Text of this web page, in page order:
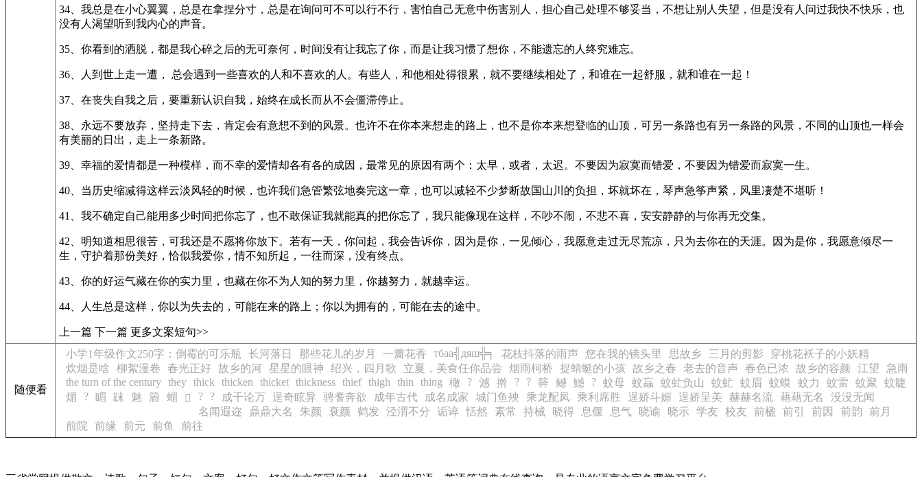
34、我总是在小心翼翼，总是在拿捏分寸，总是在询问可不可以行不行，害怕自己无意中伤害别人，担心自己处理不够妥当，不想让别人失望，但是没有人问过我快不快乐，也
没有人渴望听到我内心的声音。
35、你看到的洒脱，都是我心碎之后的无可奈何，时间没有让我忘了你，而是让我习惯了想你，不能遗忘的人终究难忘。
36、人到世上走一遭， 总会遇到一些喜欢的人和不喜欢的人。有些人，和他相处得很累，就不要继续相处了，和谁在一起舒服，就和谁在一起！
37、在丧失自我之后，要重新认识自我，始终在成长而从不会僵滞停止。
38、永远不要放弃，坚持走下去，肯定会有意想不到的风景。也许不在你本来想走的路上，也不是你本来想登临的山顶，可另一条路也有另一条路的风景，不同的山顶也一样会
有美丽的日出，走上一条新路。
39、幸福的爱情都是一种模样，而不幸的爱情却各有各的成因，最常见的原因有两个：太早，或者，太迟。不要因为寂寞而错爱，不要因为错爱而寂寞一生。
40、当历史缩减得这样云淡风轻的时候，也许我们急管繁弦地奏完这一章，也可以减轻不少梦断故国山川的负担，坏就坏在，琴声急筝声紧，风里凄楚不堪听！
41、我不确定自己能用多少时间把你忘了，也不敢保证我就能真的把你忘了，我只能像现在这样，不吵不闹，不悲不喜，安安静静的与你再无交集。
42、明知道相思很苦，可我还是不愿将你放下。若有一天，你问起，我会告诉你，因为是你，一见倾心，我愿意走过无尽荒凉，只为去你在的天涯。因为是你，我愿意倾尽一
生，守护着那份美好，恰似我爱你，情不知所起，一往而深，没有终点。
43、你的好运气藏在你的实力里，也藏在你不为人知的努力里，你越努力，就越幸运。
44、人生总是这样，你以为失去的，可能在来的路上；你以为拥有的，可能在去的途中。
上一篇 下一篇 更多文案短句>>
随便看
小学1年级作文250字：倒霉的可乐瓶 长河落日 那些花儿的岁月 一瓣花香 тбаа╣дяш╬╕ 花枝抖落的雨声 您在我的镜头里 思故乡 三月的剪影
穿桃花袄子的小妖精
炊烟是啥
柳絮漫卷 春光正好 故乡的河 星星的眼神 绍兴，四月歌 立夏，美食任你品尝 烟雨柯桥 捉蜻蜓的小孩 故乡之春 老去的音声 春色已浓 故乡的容颜 江望
急雨
the turn of the century they thick thicken thicket thickness thief thigh thin thing 橄 ? 澸 擀 ? ? 簳 鳡 鱤 ? 蚊母 蚊蝱 蚊虻负山 蚊虻 蚊眉 蚊蟆 蚊力 蚊雷 蚊聚
蚊睫
煝
? 睸 韎 魅 篃 蝞 𩒳 ? ? 成千论万 逞奇眩异 骋耆奔欲 成年古代 成名成家 城门鱼殃 乘龙配凤 乘利席胜 逞娇斗媚 逞娇呈美 赫赫名流 藉藉无名
没没无闻
名闻遐迩
鼎鼎大名 朱颜 衰颜 鹤发 泾渭不分 诟谇 恬然 素常 持械 晓得 息偃 息气 晓谕 晓示 学友 校友 前楹 前引 前因 前韵
前月
前院
前缘 前元 前鱼 前往